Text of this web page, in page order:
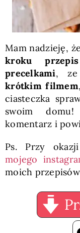
Mam nadzieję,
kroku
precelkami, ze
krótkim filmem
ciasteczka
swoim
komentarz i
Ps. Przy
mojego
moich